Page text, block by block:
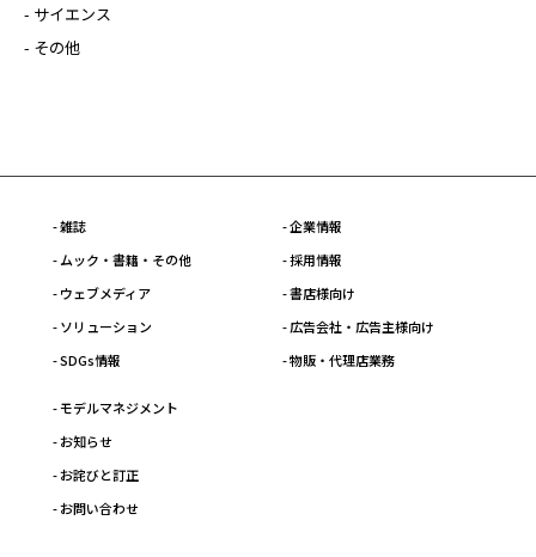
- サイエンス
- その他
- 雑誌
- ムック・書籍・その他
- ウェブメディア
- ソリューション
- SDGs情報
- 企業情報
- 採用情報
- 書店様向け
- 広告会社・広告主様向け
- 物販・代理店業務
- モデルマネジメント
- お知らせ
- お詫びと訂正
- お問い合わせ